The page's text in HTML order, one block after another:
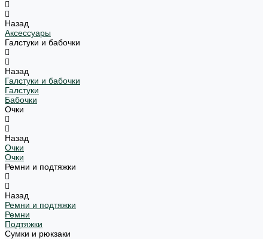
Назад
Аксессуары
Галстуки и бабочки
Назад
Галстуки и бабочки
Галстуки
Бабочки
Очки
Назад
Очки
Очки
Ремни и подтяжки
Назад
Ремни и подтяжки
Ремни
Подтяжки
Сумки и рюкзаки